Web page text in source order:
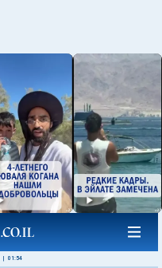
01:54